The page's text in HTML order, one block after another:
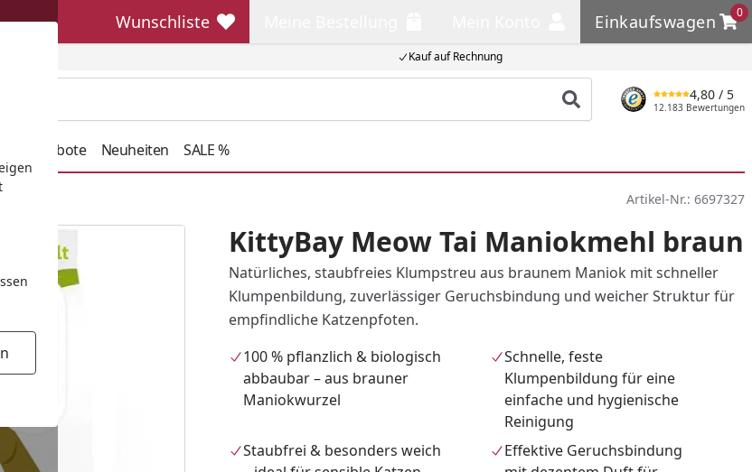
Kauf auf Rechnung
Wunschliste
Wunschliste Einkaufswagen
0
Einkaufswagen
Produkt suchen
4,80 / 5
12.183 Bewertungen
Angebote Neuheiten SALE %
Artikel-Nr.: 6697327
KittyBay Meow Tai Maniokmehl braun
Natürliches, staubfreies Klumpstreu aus braunem Maniok mit schneller
Klumpenbildung, zuverlässiger Geruchsbindung und weicher Struktur für
empfindliche Katzenpfoten.
100 % pflanzlich & biologisch
abbaubar – aus brauner
Maniokwurzel
Schnelle, feste
Klumpenbildung für eine
einfache und hygienische
Reinigung
Staubfrei & besonders weich
Effektive Geruchsbindung